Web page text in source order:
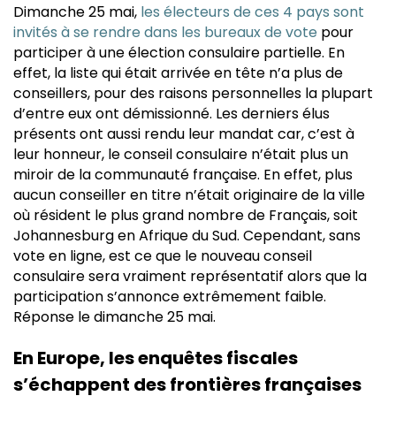
Dimanche 25 mai, les électeurs de ces 4 pays sont
invités à se rendre dans les bureaux de vote pour
participer à une élection consulaire partielle. En
effet, la liste qui était arrivée en tête n’a plus de
conseillers, pour des raisons personnelles la plupart
d’entre eux ont démissionné. Les derniers élus
présents ont aussi rendu leur mandat car, c’est à
leur honneur, le conseil consulaire n’était plus un
miroir de la communauté française. En effet, plus
aucun conseiller en titre n’était originaire de la ville
où résident le plus grand nombre de Français, soit
Johannesburg en Afrique du Sud. Cependant, sans
vote en ligne, est ce que le nouveau conseil
consulaire sera vraiment représentatif alors que la
participation s’annonce extrêmement faible.
Réponse le dimanche 25 mai.
En Europe, les enquêtes fiscales
s’échappent des frontières françaises